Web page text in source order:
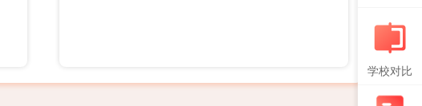
学校对比